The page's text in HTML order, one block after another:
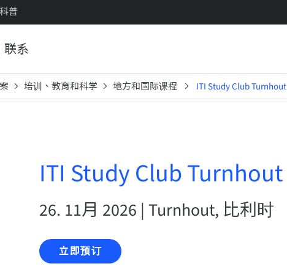
普
联系
培训、教育和科学 地方和国际课程 ITI Study Club Turnhout
ITI Study Club Turnhout
26. 11月 2026 | Turnhout, 比利时
立即预订